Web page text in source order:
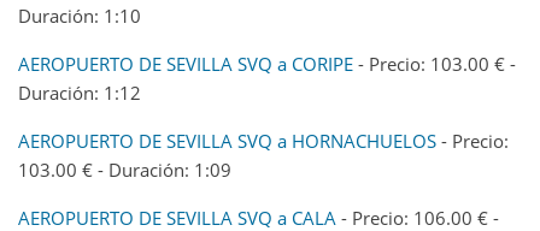
Duración: 1:10
AEROPUERTO DE SEVILLA SVQ a CORIPE - Precio: 103.00 € -
Duración: 1:12
AEROPUERTO DE SEVILLA SVQ a HORNACHUELOS - Precio:
103.00 € - Duración: 1:09
AEROPUERTO DE SEVILLA SVQ a CALA - Precio: 106.00 € -